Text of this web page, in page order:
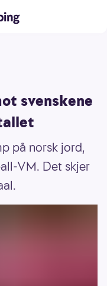
svenskene
på norsk jord,
VM. Det skjer